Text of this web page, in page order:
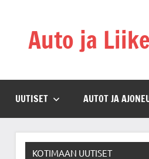
contentAuto ja
UUTISET AUTOT JA
KOTIMAAN UUTISET